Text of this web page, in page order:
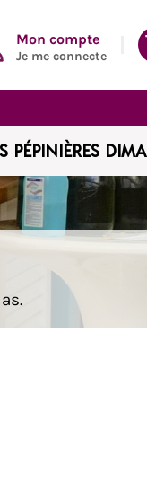
Mon compte
Je me connecte
PÉPINIÈRES DIMA